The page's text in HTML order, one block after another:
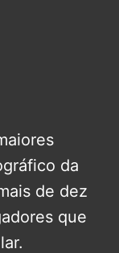
da
de dez
que